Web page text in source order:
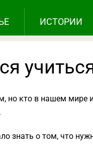
ИСТОРИИ
но кто в нашем мире
знать о том, что